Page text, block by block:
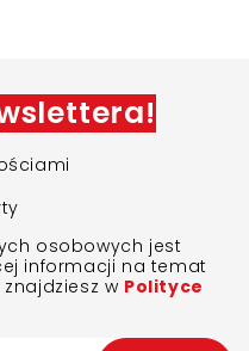
osobowych jest
informacji na temat
w Polityce